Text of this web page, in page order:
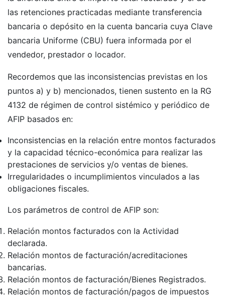
las retenciones practicadas mediante transferencia
bancaria o depósito en la cuenta bancaria cuya Clave
bancaria Uniforme (CBU) fuera informada por el
vendedor, prestador o locador.
Recordemos que las inconsistencias previstas en los
puntos a) y b) mencionados, tienen sustento en la RG
4132 de régimen de control sistémico y periódico de
AFIP basados en:
Inconsistencias en la relación entre montos facturados
y la capacidad técnico-económica para realizar las
prestaciones de servicios y/o ventas de bienes.
Irregularidades o incumplimientos vinculados a las
obligaciones fiscales.
Los parámetros de control de AFIP son:
Relación montos facturados con la Actividad
declarada.
Relación montos de facturación/acreditaciones
bancarias.
Relación montos de facturación/Bienes Registrados.
Relación montos de facturación/pagos de impuestos